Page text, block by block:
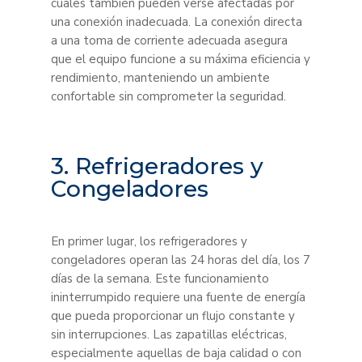
una conexión inadecuada. La conexión directa
a una toma de corriente adecuada asegura
que el equipo funcione a su máxima eficiencia y
rendimiento, manteniendo un ambiente
confortable sin comprometer la seguridad.
3. Refrigeradores y
Congeladores
En primer lugar, los refrigeradores y
congeladores operan las 24 horas del día, los 7
días de la semana. Este funcionamiento
ininterrumpido requiere una fuente de energía
que pueda proporcionar un flujo constante y
sin interrupciones. Las zapatillas eléctricas,
especialmente aquellas de baja calidad o con